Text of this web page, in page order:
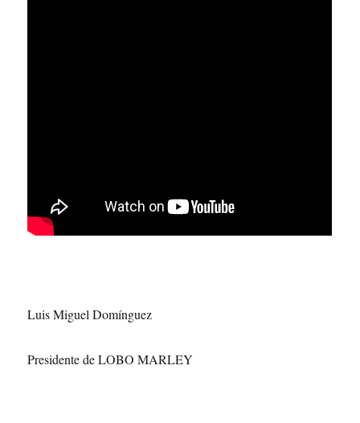
Luis Miguel Domínguez
Presidente de LOBO MARLEY